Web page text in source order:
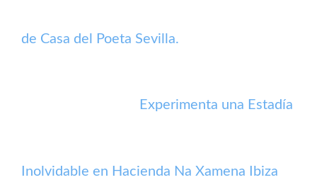
de Casa del Poeta Sevilla.
Experimenta una Estadía
Inolvidable en Hacienda Na Xamena Ibiza